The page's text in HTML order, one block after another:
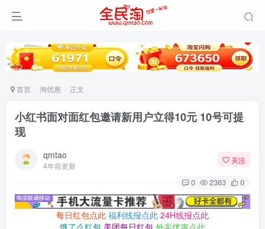
首页 淘优惠 正文
小红书面对面红包邀请新用户立得10元 10号可提
现
qmtao
4年前更新
关注
0 2363 0
每日红包点此 福利线报点此 24H线报点此